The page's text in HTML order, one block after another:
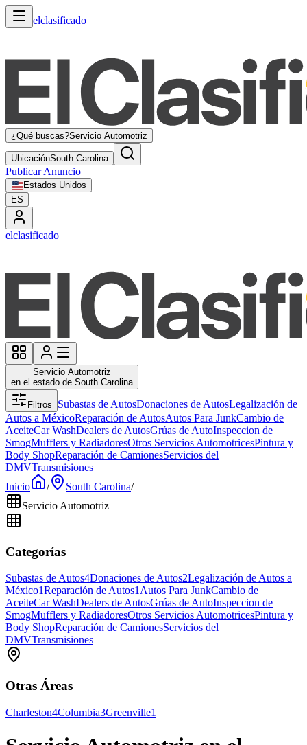
elclasificado
¿Qué buscas?Servicio Automotriz
UbicaciónSouth Carolina
Publicar Anuncio
Estados Unidos
ES
elclasificado
Servicio Automotriz
en el estado de South Carolina
Filtros Subastas de AutosDonaciones de AutosLegalización de
Autos a MéxicoReparación de AutosAutos Para JunkCambio de
AceiteCar WashDealers de AutosGrúas de AutoInspeccion de
SmogMufflers y RadiadoresOtros Servicios AutomotricesPintura y
Body ShopReparación de CamionesServicios del
DMVTransmisiones
Inicio
/ South Carolina/
Servicio Automotriz
Categorías
Subastas de Autos4Donaciones de Autos2Legalización de Autos a
México1Reparación de Autos1Autos Para JunkCambio de
AceiteCar WashDealers de AutosGrúas de AutoInspeccion de
SmogMufflers y RadiadoresOtros Servicios AutomotricesPintura y
Body ShopReparación de CamionesServicios del
DMVTransmisiones
Otras Áreas
Charleston4Columbia3Greenville1